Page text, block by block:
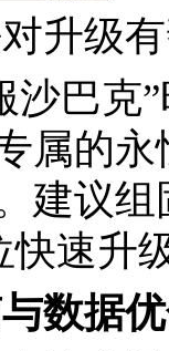
升级
沙巴克
属的
建议
快速升
数据